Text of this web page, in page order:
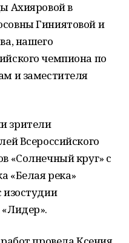
Ахияровой в
Гиниятовой и
нашего
чемпиона по
и заместителя
зрители
Всероссийского
«Солнечный круг» с
«Белая река»